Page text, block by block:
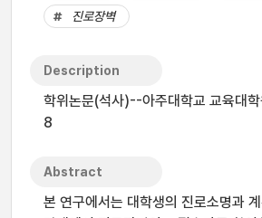
진로장벽
Description
학위논문(석사)--아주대학교 교육대
8
Abstract
본 연구에서는 대학생의 진로소명과